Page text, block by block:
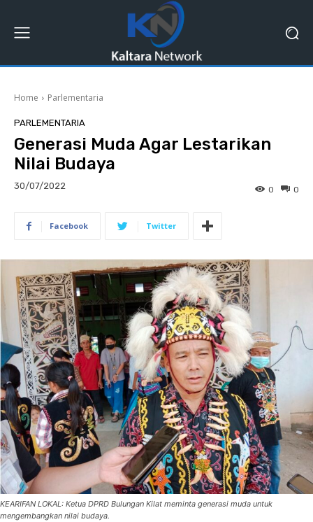
Home Parlementaria
PARLEMENTARIA
Generasi Muda Agar Lestarikan
Nilai Budaya
30/07/2022 0
0
Facebook Twitter
KEARIFAN LOKAL: Ketua DPRD Bulungan Kilat meminta generasi muda untuk
mengembangkan nilai budaya.